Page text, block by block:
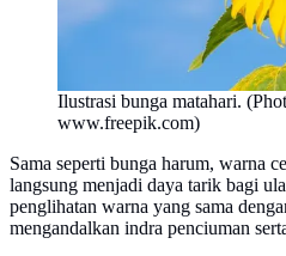
Ilustrasi bunga matahari.
www.freepik.com)
Sama seperti bunga harum, warna
langsung menjadi daya tarik bagi
penglihatan warna yang sama
mengandalkan indra penciuman